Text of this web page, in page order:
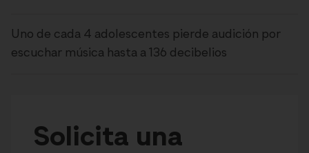
Uno de cada 4 adolescentes pierde audición por
escuchar música hasta a 136 decibelios
Solicita una